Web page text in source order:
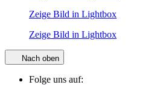
Zeige Bild in Lightbox
Zeige Bild in Lightbox
Nach oben
Folge uns auf: